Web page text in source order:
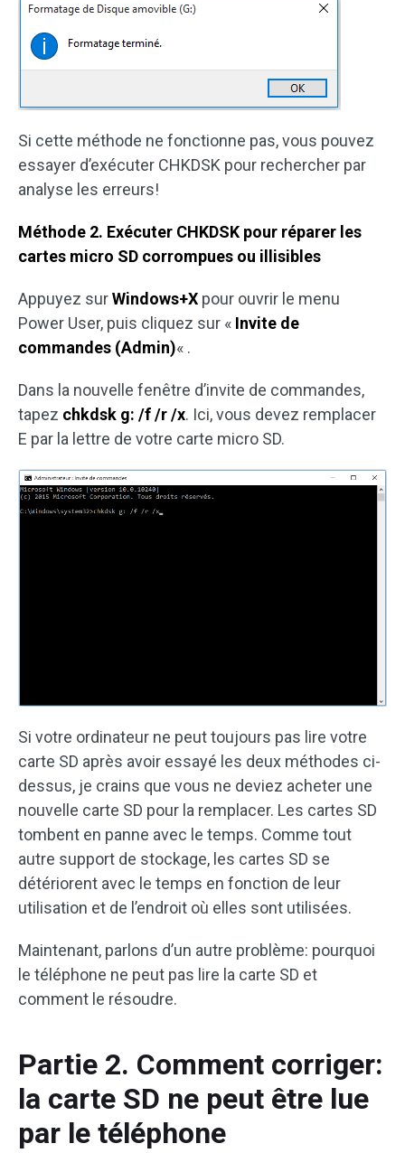
Si cette méthode ne fonctionne pas, vous pouvez
essayer d’exécuter CHKDSK pour rechercher par
analyse les erreurs!
Méthode 2. Exécuter CHKDSK pour réparer les
cartes micro SD corrompues ou illisibles
Appuyez surWindows+X pour ouvrir le menu
Power User, puis cliquez sur « Invite de
commandes (Admin)« .
Dans la nouvelle fenêtre d’invite de commandes,
tapez chkdsk g: /f /r /x. Ici, vous devez remplacer
E par la lettre de votre carte micro SD.
Si votre ordinateur ne peut toujours pas lire votre
carte SD après avoir essayé les deux méthodes ci-
dessus, je crains que vous ne deviez acheter une
nouvelle carte SD pour la remplacer. Les cartes SD
tombent en panne avec le temps. Comme tout
autre support de stockage, les cartes SD se
détériorent avec le temps en fonction de leur
utilisation et de l’endroit où elles sont utilisées.
Maintenant, parlons d’un autre problème: pourquoi
le téléphone ne peut pas lire la carte SD et
comment le résoudre.
Partie 2. Comment corriger:
la carte SD ne peut être lue
par le téléphone